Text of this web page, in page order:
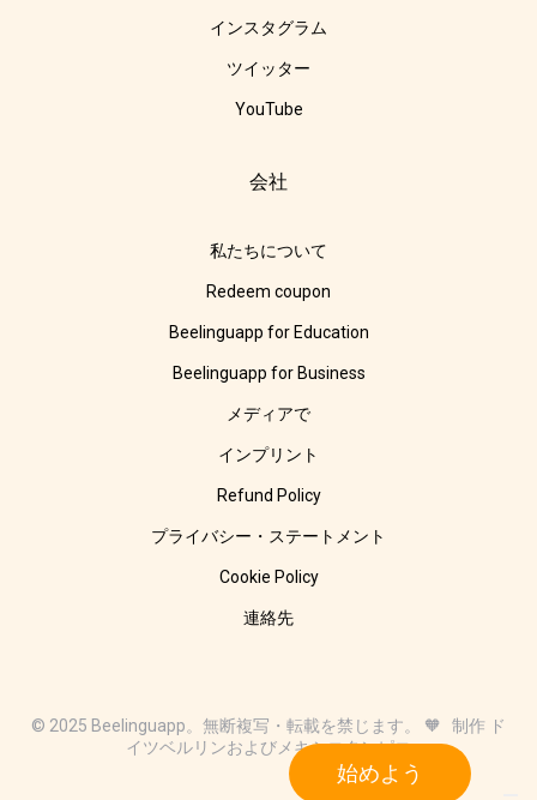
始めよう
インスタグラム
ツイッター
YouTube
会社
私たちについて
Redeem coupon
Beelinguapp for Education
Beelinguapp for Business
メディアで
インプリント
Refund Policy
プライバシー・ステートメント
Cookie Policy
連絡先
© 2025 Beelinguapp。無断複写・転載を禁じます。 🧡 制作 ド
イツベルリンおよびメキシコタンピコ